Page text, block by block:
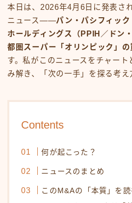
本日は、2026年4月6日に発表さ
ニュース——パン・パシフィッ
ホールディングス（PPIH／ドン
都圏スーパー「オリンピック」の
す。私がこのニュースをチャー
み解き、「次の一手」を探る考え
Contents
何が起こった？
ニュースのまとめ
このM&Aの「本質」を読